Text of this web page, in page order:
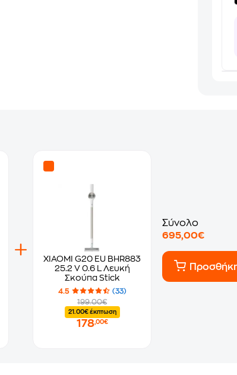
XIAOMI G20 EU BHR883
25.2 V 0.6 L Λευκή
Σκούπα Stick
4.5
(33)
199.00€
21.00€ έκπτωση
178,00€
Σύνολο
695,00€